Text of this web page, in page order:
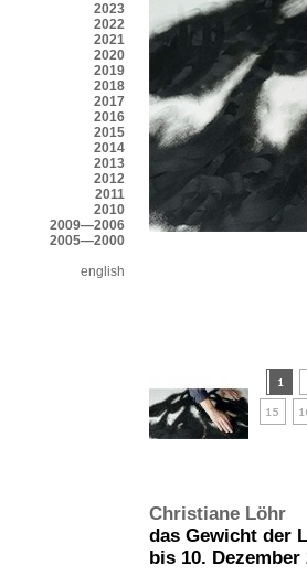
2023
2022
2021
2020
2019
2018
2017
2016
2015
2014
2013
2012
2011
2010
2009—2006
2005—2000
english
Christiane Löhr
das Gewicht der
bis 10. Dezember